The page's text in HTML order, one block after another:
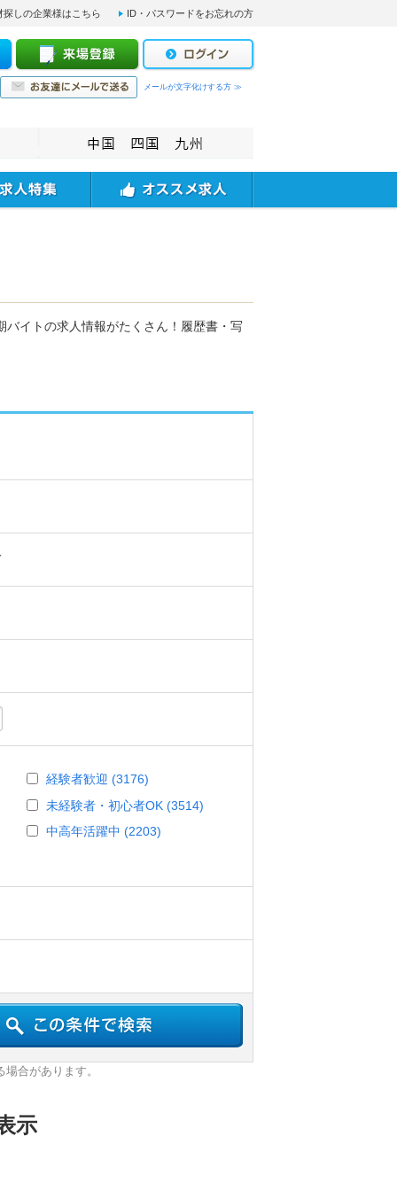
探しの企業様はこちら ID・パスワードをお忘れの方
メールが文字化けする方 ≫
イトの求人情報がたくさん！履歴書・写
経験者歓迎 (3176)
未経験者・初心者OK (3514)
中高年活躍中 (2203)
合があります。
示